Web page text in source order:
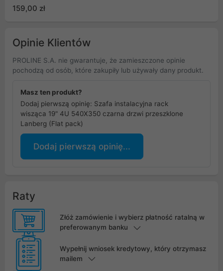
Lanberg
159,00 zł
Opinie Klientów
PROLINE S.A. nie gwarantuje, że zamieszczone opinie
pochodzą od osób, które zakupiły lub używały dany produkt.
Masz ten produkt?
Dodaj pierwszą opinię: Szafa instalacyjna rack
wisząca 19" 4U 540X350 czarna drzwi przeszklone
Lanberg (Flat pack)
Dodaj pierwszą opinię...
Raty
Złóż zamówienie i wybierz płatność ratalną w
preferowanym banku
Wypełnij wniosek kredytowy, który otrzymasz
mailem